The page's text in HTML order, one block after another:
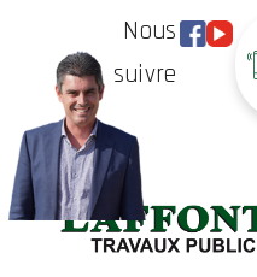
Nous
suivre